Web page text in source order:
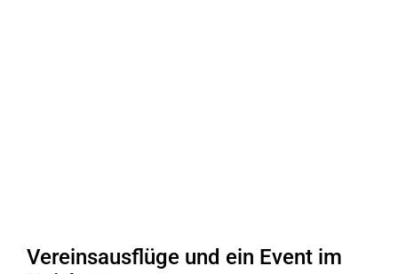
Vereinsausflüge und ein Event im